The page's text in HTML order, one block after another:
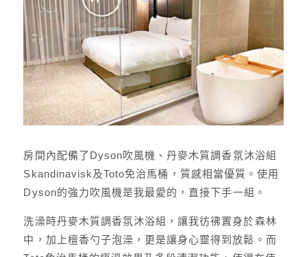
房間內配備了Dyson吹風機、丹麥木質調香氛沐浴組
Skandinavisk及Toto免治馬桶，質感相當優質。使用
Dyson的強力吹風機是我最愛的，直接下手一組。
洗澡時丹麥木質調香氛沐浴組，讓我彷彿置身於森林
中，加上檀香勺子泡澡，更是讓身心靈得到放鬆。而